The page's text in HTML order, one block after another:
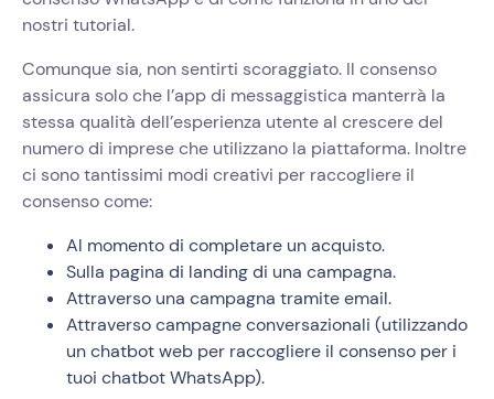
nostri tutorial.
Comunque sia, non sentirti scoraggiato. Il consenso
assicura solo che l’app di messaggistica manterrà la
stessa qualità dell’esperienza utente al crescere del
numero di imprese che utilizzano la piattaforma. Inoltre
ci sono tantissimi modi creativi per raccogliere il
consenso come:
Al momento di completare un acquisto.
Sulla pagina di landing di una campagna.
Attraverso una campagna tramite email.
Attraverso campagne conversazionali (utilizzando
un chatbot web per raccogliere il consenso per i
tuoi chatbot WhatsApp).